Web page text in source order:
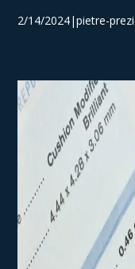
2/14/2024|pietre-